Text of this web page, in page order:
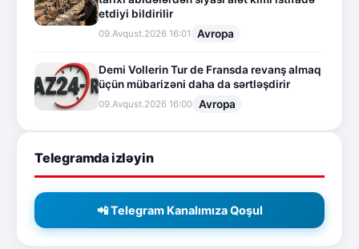
etdiyi bildirilir
09.Avqust.2026 16:01 Avropa
Demi Vollerin Tur de Fransda revanş almaq
üçün mübarizəni daha da sərtləşdirir
09.Avqust.2026 16:00 Avropa
Telegramda izləyin
📲 Telegram Kanalımıza Qoşul